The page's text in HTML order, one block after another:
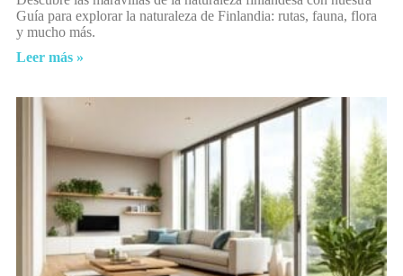
Guía para explorar la naturaleza de Finlandia: rutas, fauna, flora
y mucho más.
Leer más »